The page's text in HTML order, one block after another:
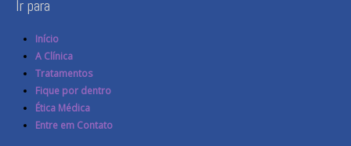
Ir para
Início
A Clínica
Tratamentos
Fique por dentro
Ética Médica
Entre em Contato